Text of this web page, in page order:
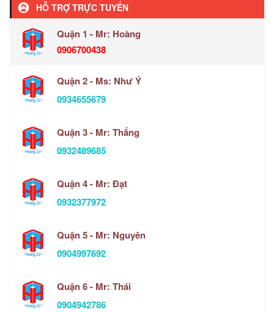
HỖ TRỢ TRỰC TUYẾN
Quận 1 - Mr: Hoàng
0906700438
Quận 2 - Ms: Như Ý
0934655679
Quận 3 - Mr: Thắng
0932489685
Quận 4 - Mr: Đạt
0932377972
Quận 5 - Mr: Nguyên
0904997692
Quận 6 - Mr: Thái
0904942786